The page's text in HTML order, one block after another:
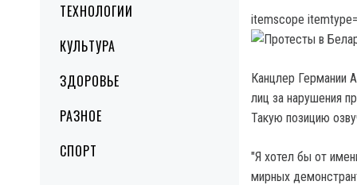
ТЕХНОЛОГИИ
КУЛЬТУРА
ЗДОРОВЬЕ
РАЗНОЕ
СПОРТ
itemscope
Канцлер Германии
лиц за нарушения
Такую позицию
"Я хотел бы от
мирных